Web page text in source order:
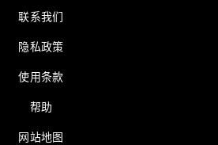
联系我们
隐私政策
使用条款
帮助
网站地图